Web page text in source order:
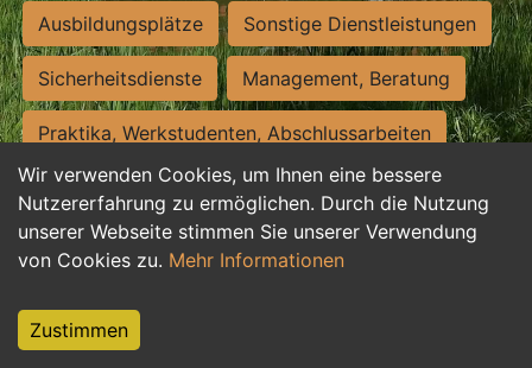
Wir verwenden Cookies, um Ihnen eine bessere
Nutzererfahrung zu ermöglichen. Durch die Nutzung
unserer Webseite stimmen Sie unserer Verwendung
von Cookies zu. Mehr Informationen
Zustimmen
Ausbildungsplätze Sonstige Dienstleistungen
Sicherheitsdienste Management, Beratung
Praktika, Werkstudenten, Abschlussarbeiten
Personalwesen Assistenz, Sekretariat
Hilfskräfte, Aushilfs- und Nebenjobs
Weiterbildung, Studium, duale Ausbildung